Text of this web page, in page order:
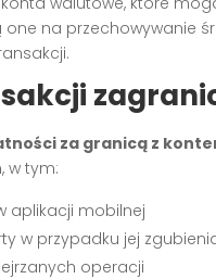
na przechowywanie
za granicą z
w tym:
aplikacji mobilnej
w przypadku jej
operacji